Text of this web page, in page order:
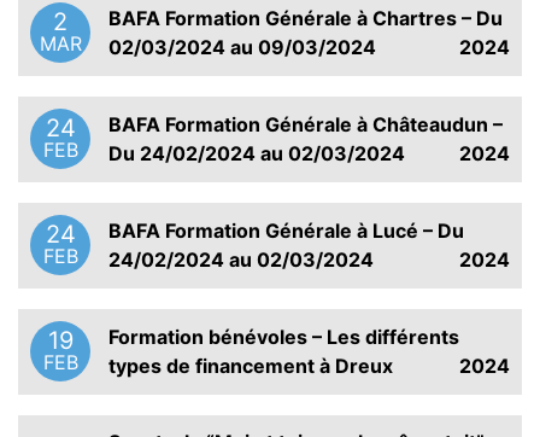
2
MAR
BAFA Formation Générale à Chartres – Du
02/03/2024 au 09/03/2024
2024
24
FEB
BAFA Formation Générale à Châteaudun –
Du 24/02/2024 au 02/03/2024
2024
24
FEB
BAFA Formation Générale à Lucé – Du
24/02/2024 au 02/03/2024
2024
19
FEB
Formation bénévoles – Les différents
types de financement à Dreux
2024